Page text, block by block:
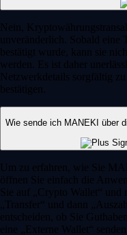
Nein,
unveränderlich. Sobald eine
bestätigt wurde, kann sie
werden. Es ist daher
Netzwerkdetails sorgfältig
bestätigen.
Wie sende ich MANEKI über
Um zu erfahren, wie Sie
öffnen Sie einfach die
Sie auf „Crypto Wallet“ und
„Transfer“ und dann
entscheiden, ob Sie
eine „Externe Wallet“